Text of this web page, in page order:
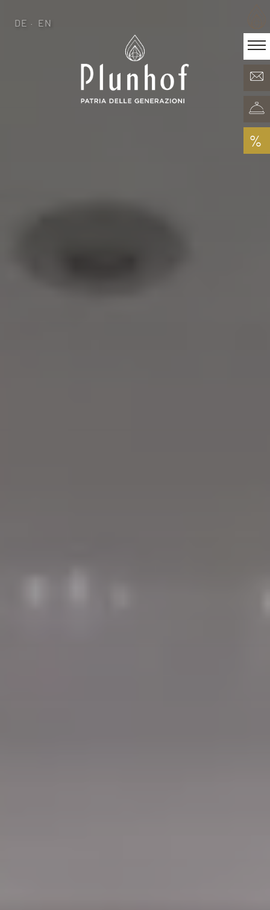
Patria delle generazioni
Camere & Offerte
Minera Acqua & Spa
Plunhof experiences
%
DE · EN